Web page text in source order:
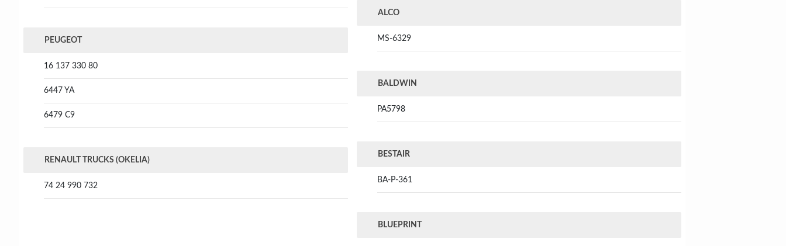
PEUGEOT
16 137 330 80
6447 YA
6479 C9
RENAULT TRUCKS (OKELIA)
74 24 990 732
ALCO
MS-6329
BALDWIN
PA5798
BESTAIR
BA-P-361
BLUEPRINT